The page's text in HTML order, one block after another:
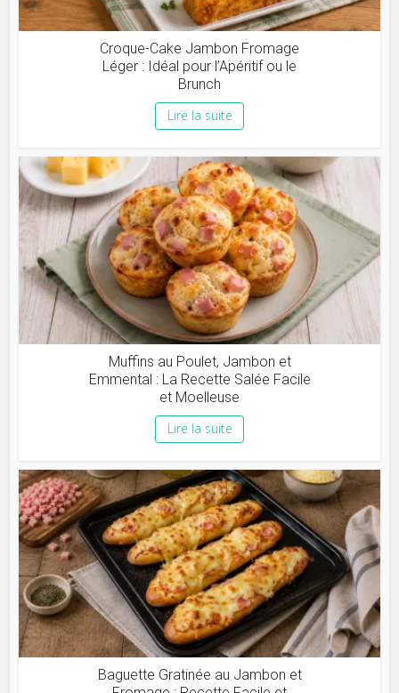
Croque-Cake Jambon Fromage
Léger : Idéal pour l’Apéritif ou le
Brunch
Lire la suite
Muffins au Poulet, Jambon et
Emmental : La Recette Salée Facile
et Moelleuse
Lire la suite
Baguette Gratinée au Jambon et